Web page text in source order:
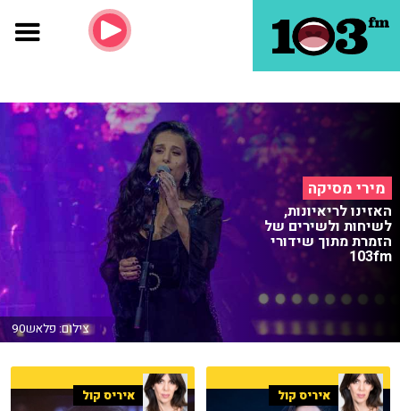
מירי מסיקה
האזינו לריאיונות,
לשיחות ולשירים של
הזמרת מתוך שידורי
103fm
צילום: פלאש90
איריס קול איריס קול